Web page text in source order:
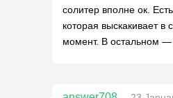
солитер вполне ок.
которая выскакивает
момент. В остальном —